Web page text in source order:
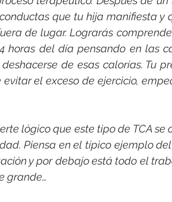
que tu hija manifiesta y
de lugar. Lograrás
horas del día pensando en las
de esas calorías. Tu
el exceso de ejercicio,
lógico que este tipo de TCA se
Piensa en el típico ejemplo
y por debajo está todo el
grande…